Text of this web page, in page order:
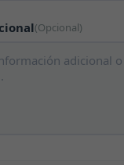
(Opcional)